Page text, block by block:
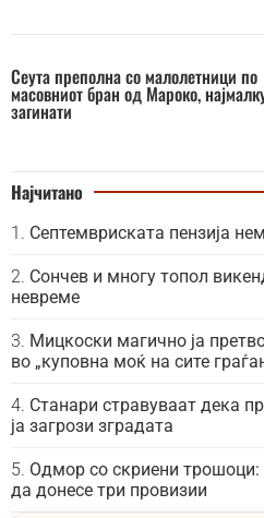
Сеута преполна со малолетници по
масовниот бран од Мароко,
загинати
Најчитано
Септемвриската пензија
Сончев и многу топол
невреме
Мицкоски магично ја
во „куповна моќ на сите
Станари стравуваат дека
ја загрози зградата
Одмор со скриени
да донесе три провизии